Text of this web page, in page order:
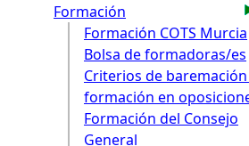
Formación
Formación COTS Murcia
Bolsa de formadoras/es
Criterios de
formación en
Formación del Consejo
General